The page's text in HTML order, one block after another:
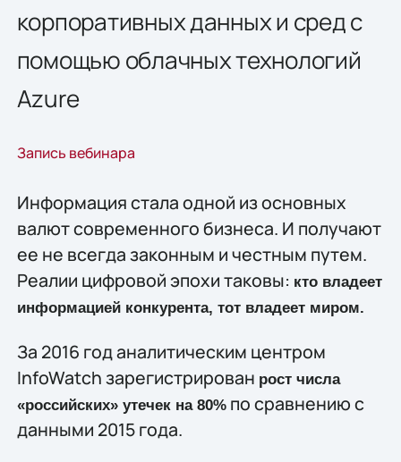
корпоративных данных и сред с
помощью облачных технологий
Azure
Запись вебинара
Информация стала одной из основных
валют современного бизнеса. И получают
ее не всегда законным и честным путем.
Реалии цифровой эпохи таковы: кто владеет
информацией конкурента, тот владеет миром.
За 2016 год аналитическим центром
InfoWatch зарегистрирован рост числа
«российских» утечек на 80%по сравнению с
данными 2015 года.